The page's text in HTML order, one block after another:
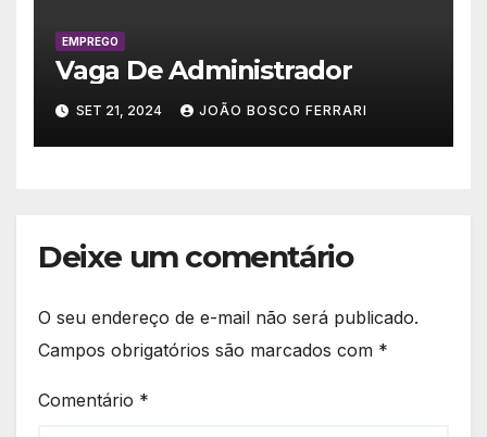
EMPREGO
Vaga De Administrador
SET 21, 2024 JOÃO BOSCO FERRARI
Deixe um comentário
O seu endereço de e-mail não será publicado.
Campos obrigatórios são marcados com *
Comentário *